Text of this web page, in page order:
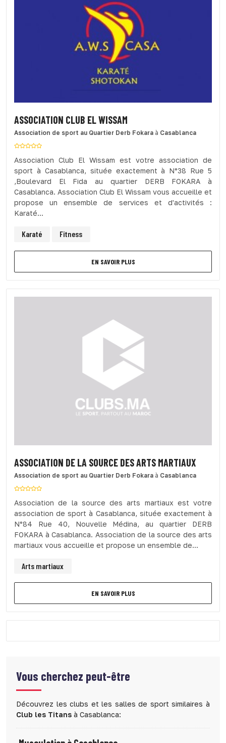
ASSOCIATION CLUB EL WISSAM
Association de sport au Quartier Derb Fokara à Casablanca
Association Club El Wissam est votre association de
sport à Casablanca, située exactement à N°38 Rue 5
,Boulevard El Fida au quartier DERB FOKARA à
Casablanca. Association Club El Wissam vous accueille et
propose un ensemble de services et d'activités :
Karaté...
Karaté Fitness
EN SAVOIR PLUS
ASSOCIATION DE LA SOURCE DES ARTS MARTIAUX
Association de sport au Quartier Derb Fokara à Casablanca
Association de la source des arts martiaux est votre
association de sport à Casablanca, située exactement à
N°84 Rue 40, Nouvelle Médina, au quartier DERB
FOKARA à Casablanca. Association de la source des arts
martiaux vous accueille et propose un ensemble de...
Arts martiaux
EN SAVOIR PLUS
Vous cherchez peut-être
Découvrez les clubs et les salles de sport similaires à
Club les Titans à Casablanca: